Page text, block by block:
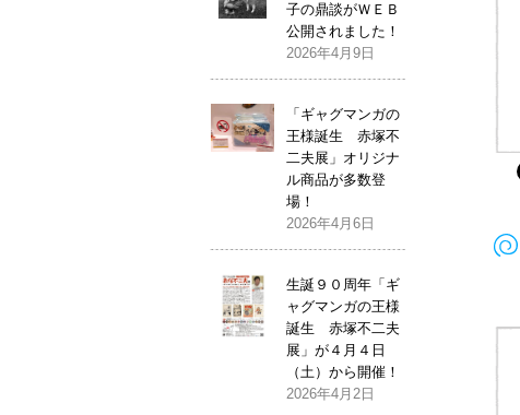
子の鼎談がＷＥＢ
公開されました！
2026年4月9日
「ギャグマンガの
王様誕生 赤塚不
二夫展」オリジナ
ル商品が多数登
場！
2026年4月6日
生誕９０周年「ギ
ャグマンガの王様
誕生 赤塚不二夫
展」が４月４日
（土）から開催！
2026年4月2日